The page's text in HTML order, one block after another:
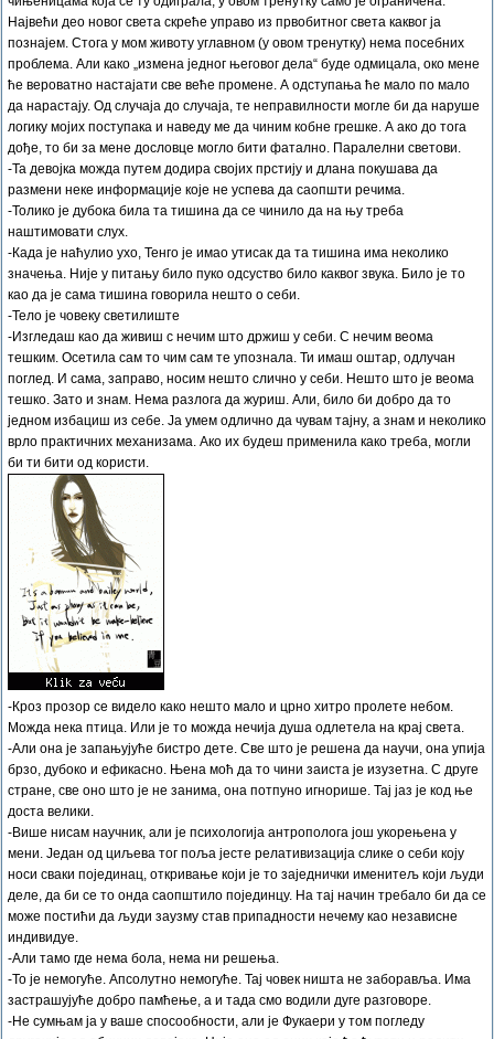
Највећи део новог света скреће управо из првобитног света каквог ја
познајем. Стога у мом животу углавном (у овом тренутку) нема посебних
проблема. Али како „измена једног његовог дела“ буде одмицала, око мене
ће вероватно настајати све веће промене. А одступања ће мало по мало
да нарастају. Од случаја до случаја, те неправилности могле би да наруше
логику мојих поступака и наведу ме да чиним кобне грешке. А ако до тога
дође, то би за мене дословце могло бити фатално. Паралелни светови.
-Та девојка можда путем додира својих прстију и длана покушава да
размени неке информације које не успева да саопшти речима.
-Толико је дубока била та тишина да се чинило да на њу треба
наштимовати слух.
-Када је наћулио ухо, Тенго је имао утисак да та тишина има неколико
значења. Није у питању било пуко одсуство било каквог звука. Било је то
као да је сама тишина говорила нешто о себи.
-Тело је човеку светилиште
-Изгледаш као да живиш с нечим што држиш у себи. С нечим веома
тешким. Осетила сам то чим сам те упознала. Ти имаш оштар, одлучан
поглед. И сама, заправо, носим нешто слично у себи. Нешто што је веома
тешко. Зато и знам. Нема разлога да журиш. Али, било би добро да то
једном избациш из себе. Ја умем одлично да чувам тајну, а знам и неколико
врло практичних механизама. Ако их будеш применила како треба, могли
би ти бити од користи.
-Кроз прозор се видело како нешто мало и црно хитро пролете небом.
Можда нека птица. Или је то можда нечија душа одлетела на крај света.
-Али она је запањујуће бистро дете. Све што је решена да научи, она упија
брзо, дубоко и ефикасно. Њена моћ да то чини заиста је изузетна. С друге
стране, све оно што је не занима, она потпуно игнорише. Тај јаз је код ње
доста велики.
-Више нисам научник, али је психологија антрополога још укорењена у
мени. Један од циљева тог поља јесте релативизација слике о себи коју
носи сваки појединац, откривање који је то заједнички именитељ који људи
деле, да би се то онда саопштило појединцу. На тај начин требало би да се
може постићи да људи заузму став припадности нечему као независне
индивидуе.
-Али тамо где нема бола, нема ни решења.
-То је немогуће. Апсолутно немогуће. Тај човек ништа не заборавља. Има
застрашујуће добро памћење, а и тада смо водили дуге разговоре.
-Не сумњам ја у ваше спосообности, али је Фукаери у том погледу